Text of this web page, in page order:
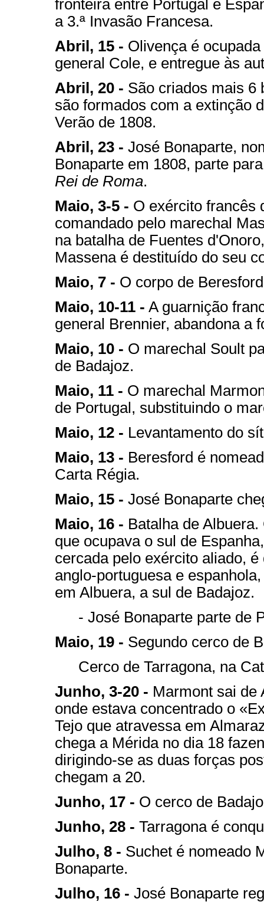
fronteira entre Portugal e
a 3.ª Invasão Francesa.
Abril, 15 - Olivença é
general Cole, e entregue às
Abril, 20 - São criados mais 6
são formados com a extinção
Verão de 1808.
Abril, 23 - José Bonaparte,
Bonaparte em 1808, parte
Rei de Roma.
Maio, 3-5 - O exército francês
comandado pelo marechal
na batalha de Fuentes
Massena é destituído do seu
Maio, 7 - O corpo de
Maio, 10-11 - A guarnição
general Brennier, abandona a
Maio, 10 - O marechal Soult
de Badajoz.
Maio, 11 - O marechal
de Portugal, substituindo o
Maio, 12 - Levantamento do
Maio, 13 - Beresford é
Carta Régia.
Maio, 15 - José Bonaparte
Maio, 16 - Batalha de
que ocupava o sul de
cercada pelo exército aliado,
anglo-portuguesa e
em Albuera, a sul de Badajoz.
- José Bonaparte parte de
Maio, 19 - Segundo cerco de
Cerco de Tarragona, na
Junho, 3-20 - Marmont sai de
onde estava concentrado o
Tejo que atravessa em
chega a Mérida no dia 18
dirigindo-se as duas forças
chegam a 20.
Junho, 17 - O cerco de
Junho, 28 - Tarragona é
Julho, 8 - Suchet é nomeado
Bonaparte.
Julho, 16 - José Bonaparte